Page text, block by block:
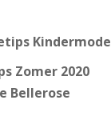
Kindermode